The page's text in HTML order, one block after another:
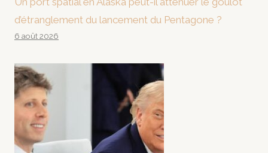
d’étranglement du lancement du Pentagone ?
6 août 2026